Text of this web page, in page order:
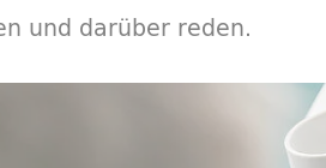
und darüber reden.